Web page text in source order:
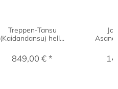
Treppen-Tansu
(Kaidandansu) hell...
849,00 € *